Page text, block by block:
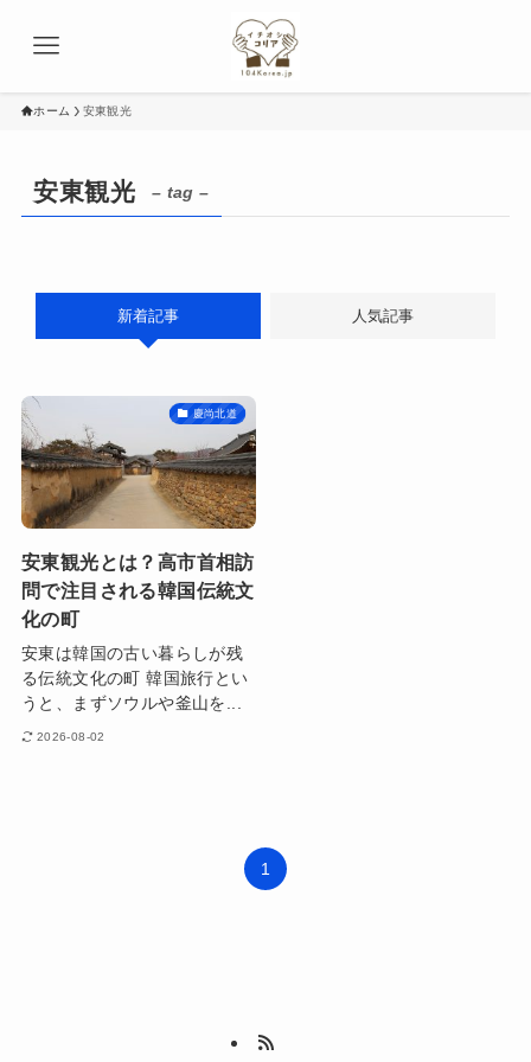
ホーム 安東観光
安東観光 – tag –
新着記事 人気記事
慶尚北道
安東観光とは？高市首相訪
問で注目される韓国伝統文
化の町
安東は韓国の古い暮らしが残
る伝統文化の町 韓国旅行とい
うと、まずソウルや釜山を...
2026-08-02
1